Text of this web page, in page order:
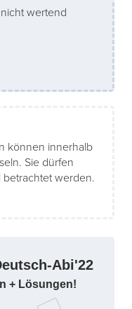
wertend
können innerhalb
Sie dürfen
betrachtet werden.
Abi'22
+ Lösungen!